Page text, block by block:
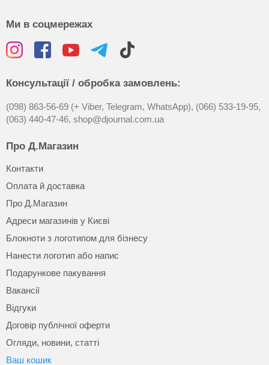
Ми в соцмережах
Консультації / обробка замовлень:
(098) 863-56-69 (+ Viber, Telegram, WhatsApp), (066) 533-19-95,
(063) 440-47-46, shop@djournal.com.ua
Про Д.Магазин
Контакти
Оплата й доставка
Про Д.Магазин
Адреси магазинів у Києві
Блокноти з логотипом для бізнесу
Нанести логотип або напис
Подарункове пакування
Вакансії
Відгуки
Договір публічної оферти
Огляди, новини, статті
Ваш кошик